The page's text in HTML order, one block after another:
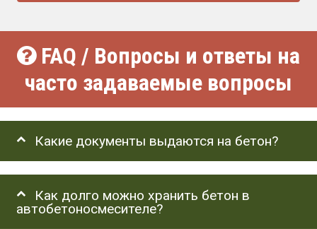
FAQ / Вопросы и ответы на
часто задаваемые вопросы
Какие документы выдаются на бетон?
Как долго можно хранить бетон в
автобетоносмесителе?